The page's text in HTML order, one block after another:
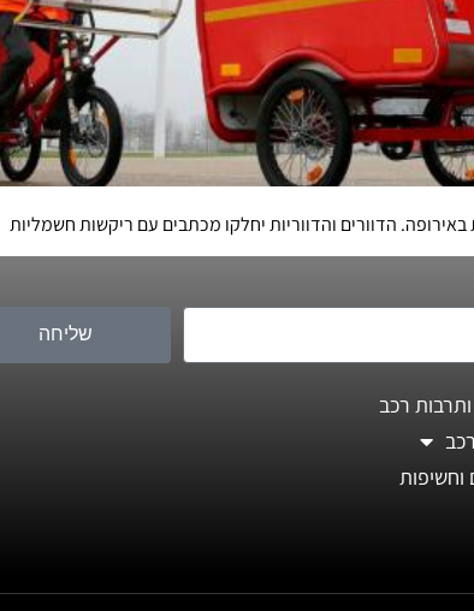
הדוורים והדווריות יחלקו מכתבים עם ריקשות חשמליות
שליחה
רכב
וחשיפות